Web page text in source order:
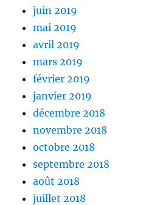
juin 2019
mai 2019
avril 2019
mars 2019
février 2019
janvier 2019
décembre 2018
novembre 2018
octobre 2018
septembre 2018
août 2018
juillet 2018